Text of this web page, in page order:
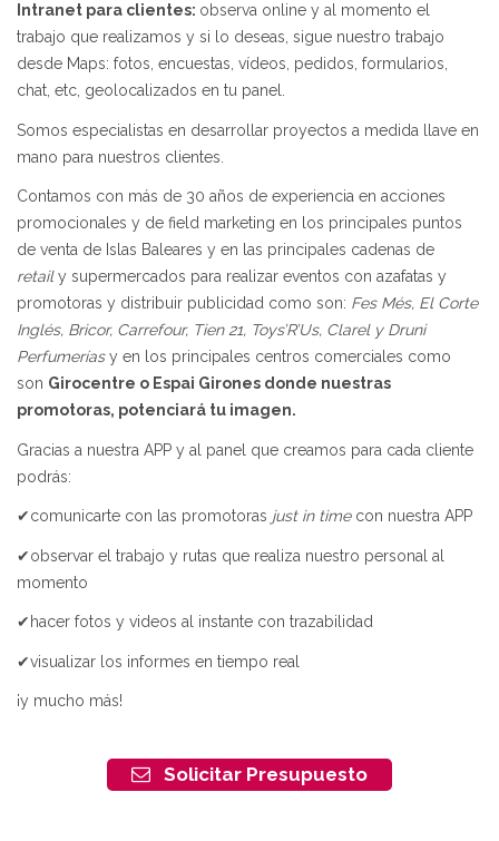
Intranet para clientes: observa online y al momento el
trabajo que realizamos y si lo deseas, sigue nuestro trabajo
desde Maps: fotos, encuestas, vídeos, pedidos, formularios,
chat, etc, geolocalizados en tu panel.
Somos especialistas en desarrollar proyectos a medida llave en
mano para nuestros clientes.
Contamos con más de 30 años de experiencia en acciones
promocionales y de field marketing en los principales puntos
de venta de Islas Baleares y en las principales cadenas de
retaily supermercados para realizar eventos con azafatas y
promotoras y distribuir publicidad como son: Fes Més, El Corte
Inglés, Bricor, Carrefour, Tien 21, Toys’R’Us, Clarel y Druni
Perfumeríasy en los principales centros comerciales como
son Girocentre o Espai Girones donde nuestras
promotoras, potenciará tu imagen.
Gracias a nuestra APP y al panel que creamos para cada cliente
podrás:
✔comunicarte con las promotoras just in timecon nuestra APP
✔observar el trabajo y rutas que realiza nuestro personal al
momento
✔hacer fotos y videos al instante con trazabilidad
✔visualizar los informes en tiempo real
¡y mucho más!
Solicitar Presupuesto